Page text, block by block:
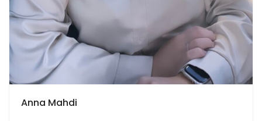
Anna Mahdi